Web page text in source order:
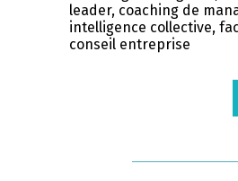
leader, coaching de
intelligence collective,
conseil entreprise